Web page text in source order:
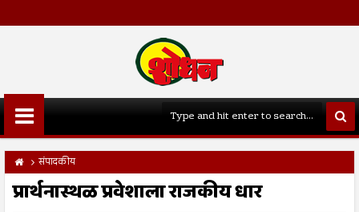
संपादकीय
प्रार्थनास्थळ प्रवेशाला राजकीय धार